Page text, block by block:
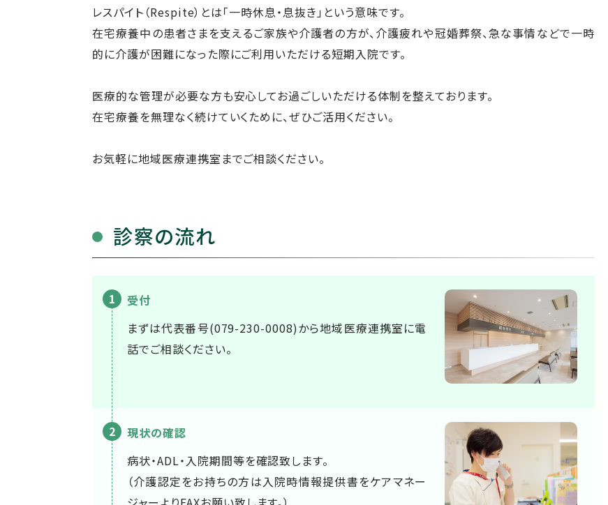
レスパイト（Respite）とは「一時休息・息抜き」という意味です。
在宅療養中の患者さまを支えるご家族や介護者の方が、介護疲れや冠婚葬祭、急な事情などで一時
的に介護が困難になった際にご利用いただける短期入院です。
医療的な管理が必要な方も安心してお過ごしいただける体制を整えております。
在宅療養を無理なく続けていくために、ぜひご活用ください。
お気軽に地域医療連携室までご相談ください。
診察の流れ
受付
まずは代表番号(079-230-0008)から地域医療連携室に電
話でご相談ください。
現状の確認
病状・ADL・入院期間等を確認致します。
（介護認定をお持ちの方は入院時情報提供書をケアマネー